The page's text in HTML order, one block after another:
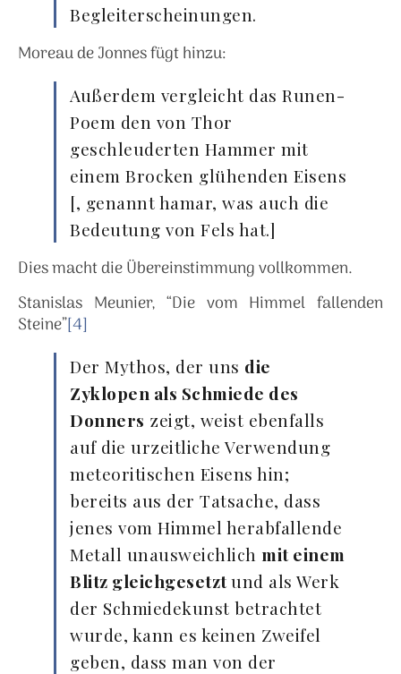
Begleiterscheinungen.
Moreau de Jonnes fügt hinzu:
Außerdem vergleicht das Runen-
Poem den von Thor
geschleuderten Hammer mit
einem Brocken glühenden Eisens
[, genannt hamar, was auch die
Bedeutung von Fels hat.]
Dies macht die Übereinstimmung vollkommen.
Stanislas Meunier, “Die vom Himmel fallenden
Steine”[4]
Der Mythos, der uns die
Zyklopen als Schmiede des
Donners zeigt, weist ebenfalls
auf die urzeitliche Verwendung
meteoritischen Eisens hin;
bereits aus der Tatsache, dass
jenes vom Himmel herabfallende
Metall unausweichlich mit einem
Blitz gleichgesetztund als Werk
der Schmiedekunst betrachtet
wurde, kann es keinen Zweifel
geben, dass man von der